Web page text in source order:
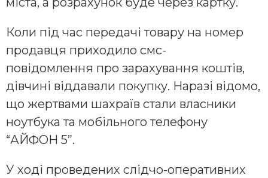
Коли під час передачі товару на номер
продавця приходило смс-
повідомлення про зарахування коштів,
дівчині віддавали покупку. Наразі відомо,
що жертвами шахраїв стали власники
ноутбука та мобільного телефону
“АЙФОН 5”.
У ході проведених слідчо-оперативних